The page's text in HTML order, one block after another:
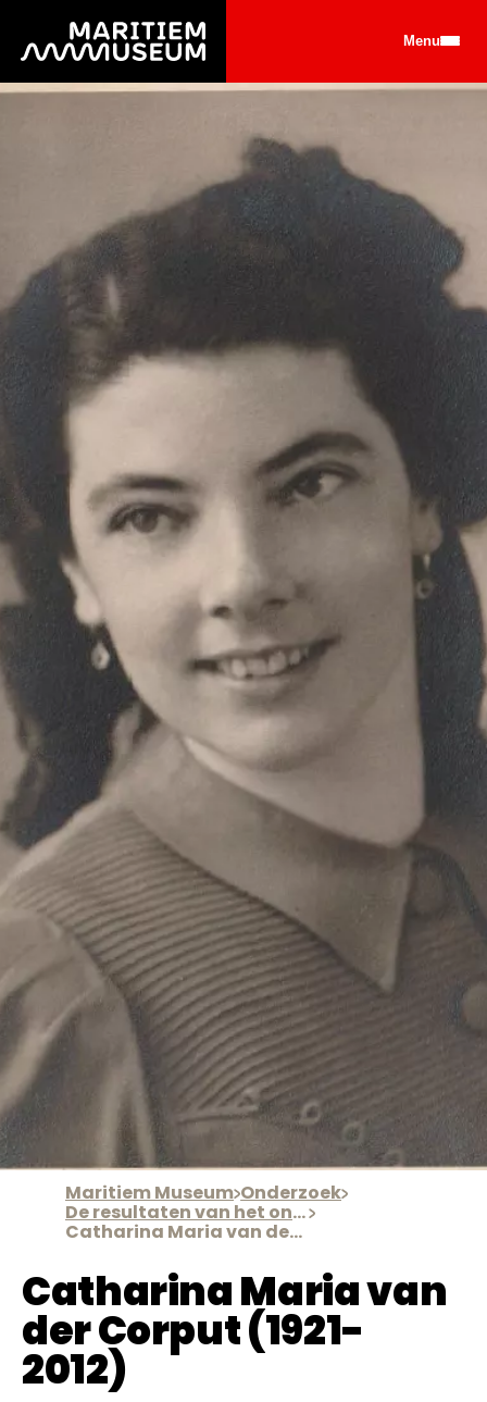
Ga naar de hoofdinhoud Menu
Maritiem Museum Onderzoek
De resultaten van het onderzoek van Irene Jacobs
Catharina Maria van der Corput
Catharina Maria van
der Corput (1921-
2012)